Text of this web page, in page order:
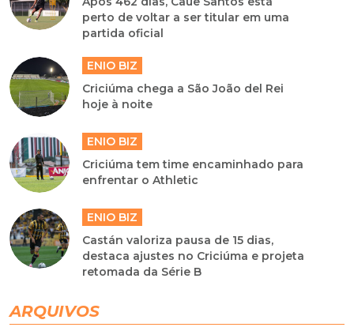
perto de voltar a ser titular em uma
partida oficial
ENIO BIZ
Criciúma chega a São João del Rei
hoje à noite
ENIO BIZ
Criciúma tem time encaminhado para
enfrentar o Athletic
ENIO BIZ
Castán valoriza pausa de 15 dias,
destaca ajustes no Criciúma e projeta
retomada da Série B
ARQUIVOS